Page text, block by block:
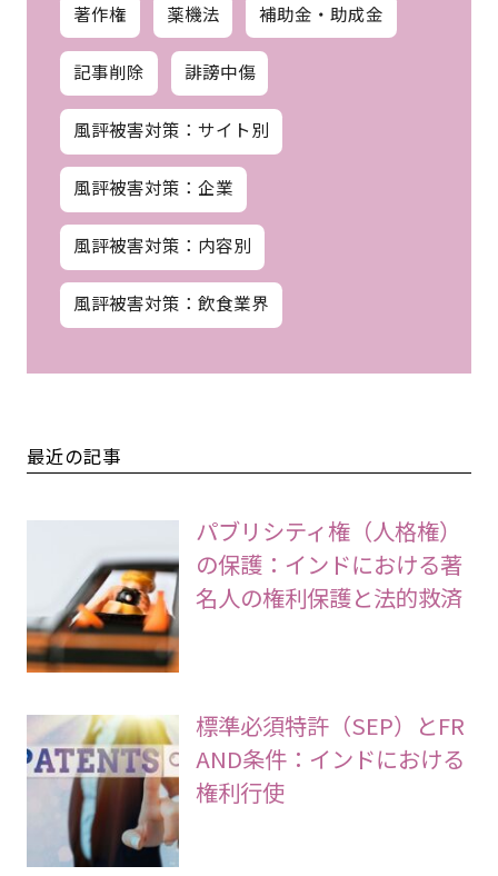
著作権 薬機法 補助金・助成金
記事削除 誹謗中傷
風評被害対策：サイト別
風評被害対策：企業
風評被害対策：内容別
風評被害対策：飲食業界
最近の記事
パブリシティ権（人格権）
の保護：インドにおける著
名人の権利保護と法的救済
標準必須特許（SEP）とFR
AND条件：インドにおける
権利行使